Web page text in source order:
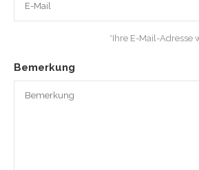
*Ihre E-Mail-Adresse
Bemerkung